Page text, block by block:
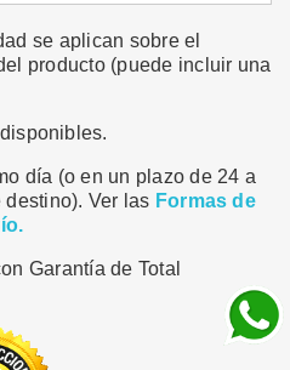
se aplican sobre el
producto (puede incluir una
disponibles.
día (o en un plazo de 24 a
Ver las Formas de
Garantía de Total